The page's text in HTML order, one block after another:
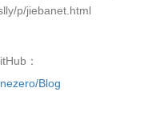
p/jiebanet.html
：
Blog